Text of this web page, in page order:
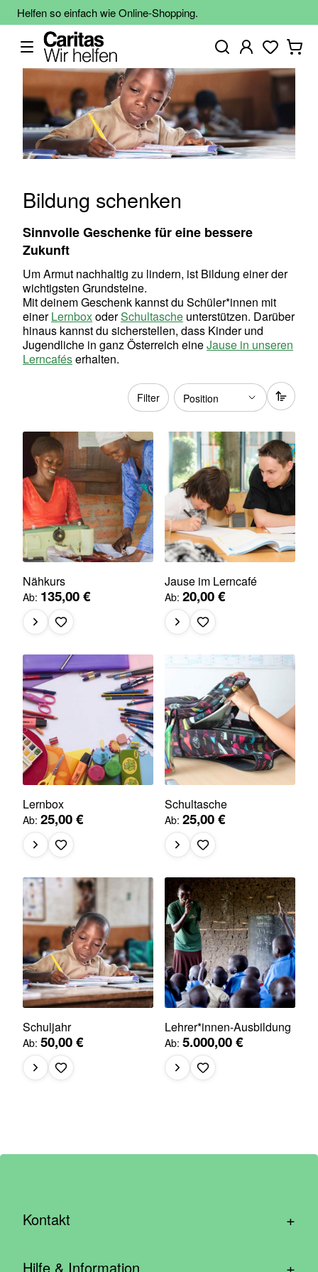
Helfen so einfach wie Online-Shopping.
Bildung schenken
Sinnvolle Geschenke für eine bessere
Zukunft
Um Armut nachhaltig zu lindern, ist Bildung einer der
wichtigsten Grundsteine.
Mit deinem Geschenk kannst du Schüler*innen mit
einerLernboxoderSchultasche unterstützen. Darüber
hinaus kannst du sicherstellen, dass Kinder und
Jugendliche in ganz Österreich eineJause in unseren
Lerncaféserhalten.
Filter
Nähkurs
Ab 135,00 €
Jause im Lerncafé
Ab 20,00 €
Lernbox
Ab 25,00 €
Schultasche
Ab 25,00 €
Schuljahr
Ab 50,00 €
Lehrer*innen-Ausbildung
Ab 5.000,00 €
Kontakt +
Hilfe & Information +